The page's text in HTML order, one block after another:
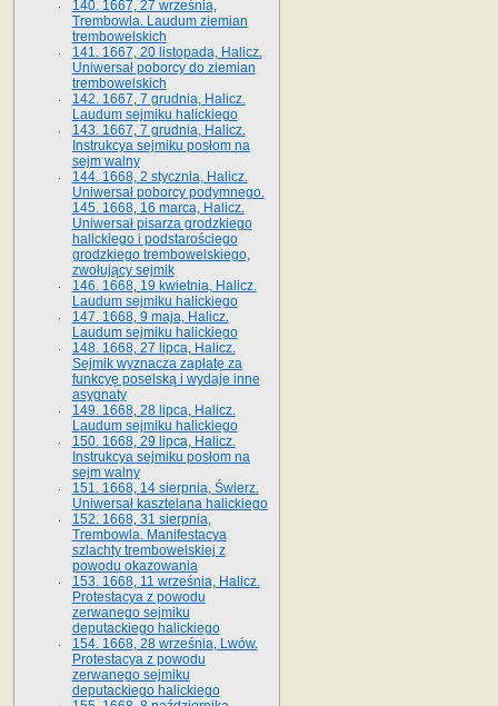
140. 1667, 27 września,
Trembowla. Laudum ziemian
trembowelskich
141. 1667, 20 listopada, Halicz.
Uniwersał poborcy do ziemian
trembowelskich
142. 1667, 7 grudnia, Halicz.
Laudum sejmiku halickiego
143. 1667, 7 grudnia, Halicz.
Instrukcya sejmiku posłom na
sejm walny
144. 1668, 2 stycznia, Halicz.
Uniwersał poborcy podymnego.
145. 1668, 16 marca, Halicz.
Uniwersał pisarza grodzkiego
halickiego i podstarościego
grodzkiego trembowelskiego,
zwołujący sejmik
146. 1668, 19 kwietnia, Halicz.
Laudum sejmiku halickiego
147. 1668, 9 maja, Halicz.
Laudum sejmiku halickiego
148. 1668, 27 lipca, Halicz.
Sejmik wyznacza zapłatę za
funkcyę poselską i wydaje inne
asygnaty
149. 1668, 28 lipca, Halicz.
Laudum sejmiku halickiego
150. 1668, 29 lipca, Halicz.
Instrukcya sejmiku posłom na
sejm walny
151. 1668, 14 sierpnia, Świerz.
Uniwersał kasztelana halickiego
152. 1668, 31 sierpnia,
Trembowla. Manifestacya
szlachty trembowelskiej z
powodu okazowania
153. 1668, 11 września, Halicz.
Protestacya z powodu
zerwanego sejmiku
deputackiego halickiego
154. 1668, 28 września, Lwów.
Protestacya z powodu
zerwanego sejmiku
deputackiego halickiego